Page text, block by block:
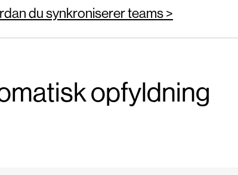
du synkroniserer teams >
opfyldning